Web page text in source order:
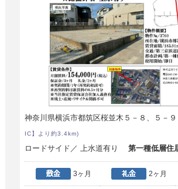
神奈川県横浜市都筑区桜並木５－８、５－
IC】より約3.4km)
ロードサイド／ 上水道有り第一種低層住
3ヶ月 2ヶ月